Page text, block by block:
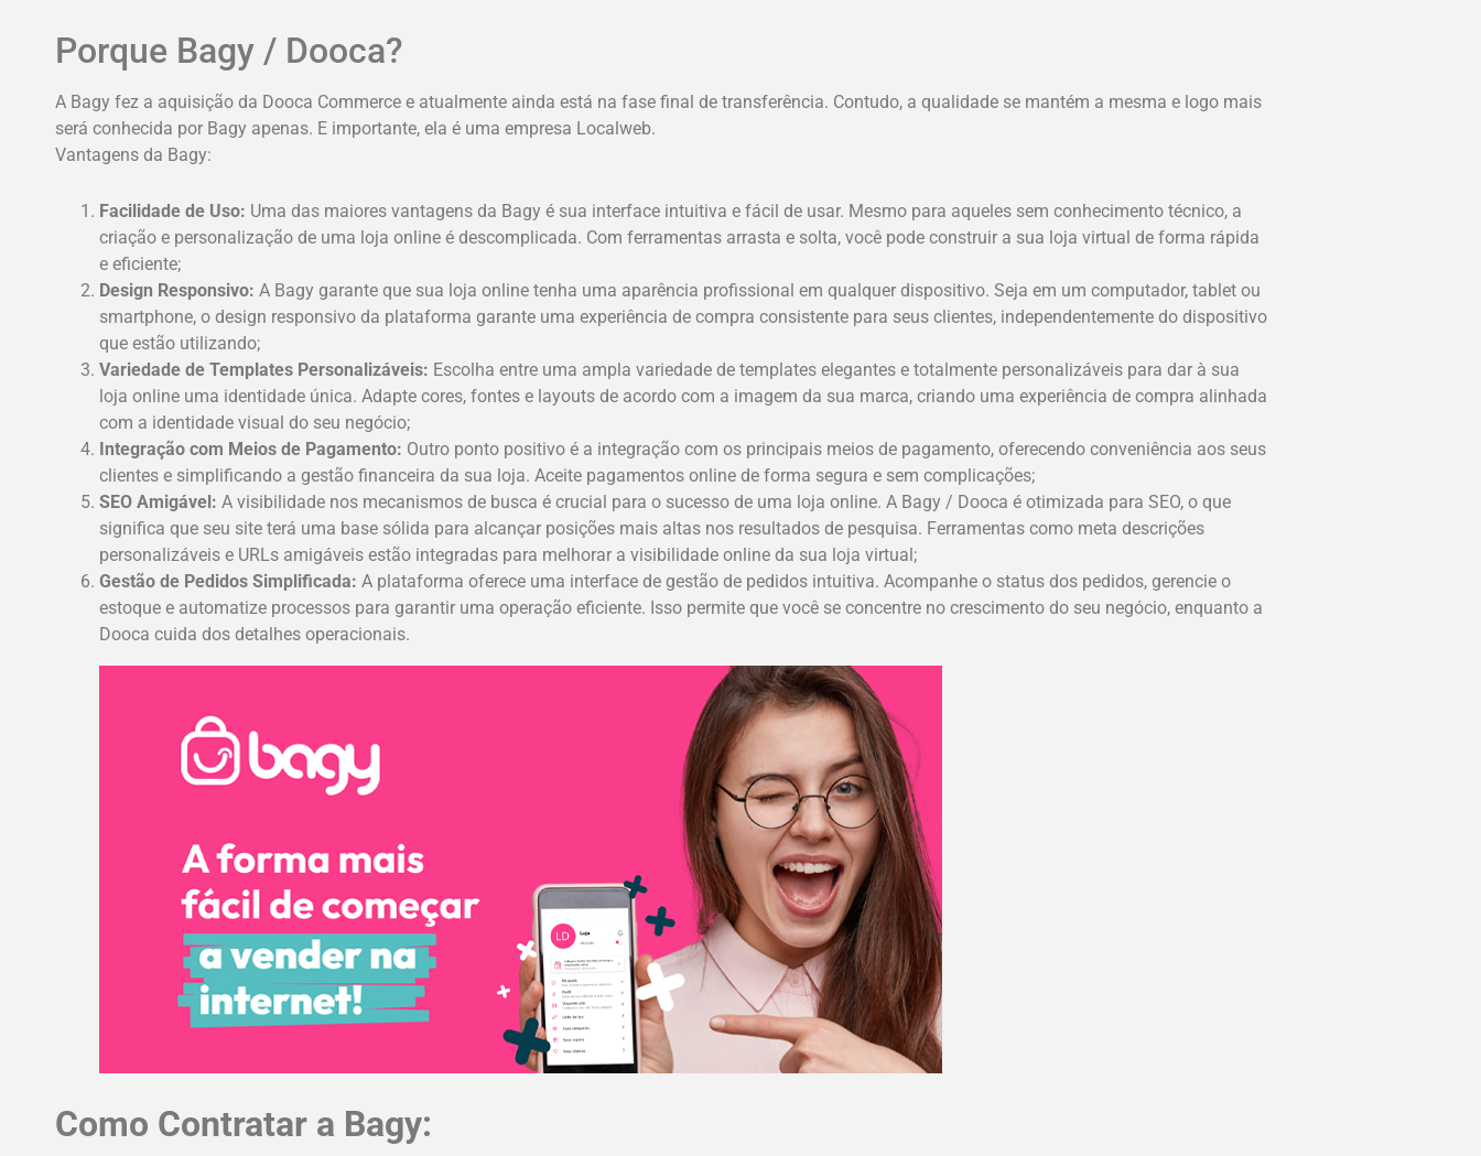
Porque Bagy / Dooca?
A Bagy fez a aquisição da Dooca Commerce e atualmente ainda está na fase final de transferência. Contudo, a qualidade se mantém a mesma e logo mais
será conhecida por Bagy apenas. E importante, ela é uma empresa Localweb.
Vantagens da Bagy:
Facilidade de Uso: Uma das maiores vantagens da Bagy é sua interface intuitiva e fácil de usar. Mesmo para aqueles sem conhecimento técnico, a
criação e personalização de uma loja online é descomplicada. Com ferramentas arrasta e solta, você pode construir a sua loja virtual de forma rápida
e eficiente;
Design Responsivo: A Bagy garante que sua loja online tenha uma aparência profissional em qualquer dispositivo. Seja em um computador, tablet ou
smartphone, o design responsivo da plataforma garante uma experiência de compra consistente para seus clientes, independentemente do dispositivo
que estão utilizando;
Variedade de Templates Personalizáveis: Escolha entre uma ampla variedade de templates elegantes e totalmente personalizáveis para dar à sua
loja online uma identidade única. Adapte cores, fontes e layouts de acordo com a imagem da sua marca, criando uma experiência de compra alinhada
com a identidade visual do seu negócio;
Integração com Meios de Pagamento: Outro ponto positivo é a integração com os principais meios de pagamento, oferecendo conveniência aos seus
clientes e simplificando a gestão financeira da sua loja. Aceite pagamentos online de forma segura e sem complicações;
SEO Amigável: A visibilidade nos mecanismos de busca é crucial para o sucesso de uma loja online. A Bagy / Dooca é otimizada para SEO, o que
significa que seu site terá uma base sólida para alcançar posições mais altas nos resultados de pesquisa. Ferramentas como meta descrições
personalizáveis e URLs amigáveis estão integradas para melhorar a visibilidade online da sua loja virtual;
Gestão de Pedidos Simplificada: A plataforma oferece uma interface de gestão de pedidos intuitiva. Acompanhe o status dos pedidos, gerencie o
estoque e automatize processos para garantir uma operação eficiente. Isso permite que você se concentre no crescimento do seu negócio, enquanto a
Dooca cuida dos detalhes operacionais.
Como Contratar a Bagy: